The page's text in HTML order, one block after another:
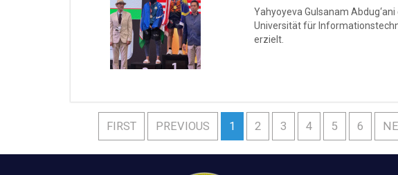
Yahyoyeva Gulsanam
Universität für
erzielt.
FIRST PREVIOUS 1 2 3 4 5 6